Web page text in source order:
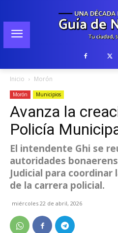
Inicio Morón
Morón Municipios
Avanza la
Policía
El intendente Ghi se
autoridades
Judicial para coordinar
de la carrera policial.
miércoles 22 de abril, 2026